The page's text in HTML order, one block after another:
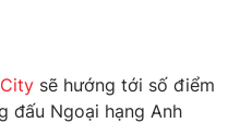
động sản
sẽ hướng tới số điểm
đấu Ngoại hạng Anh